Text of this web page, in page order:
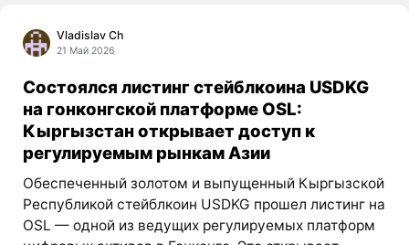
Vladislav Ch
21 Май 2026
Состоялся листинг стейблкоина USDKG
на гонконгской платформе OSL:
Кыргызстан открывает доступ к
регулируемым рынкам Азии
Обеспеченный золотом и выпущенный Кыргызской
Республикой стейблкоин USDKG прошел листинг на
OSL — одной из ведущих регулируемых платформ